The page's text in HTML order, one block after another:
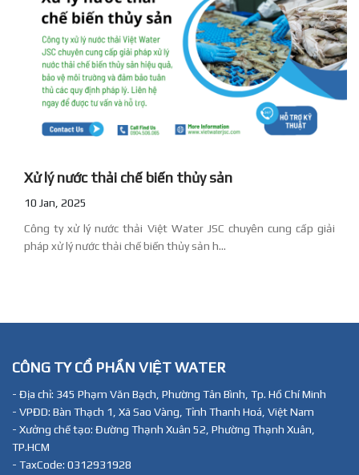
Xử lý nước thải chế biến thủy sản
10 Jan, 2025
Công ty xử lý nước thải Việt Water JSC chuyên cung cấp giải
pháp xử lý nước thải chế biến thủy sản h...
CÔNG TY CỔ PHẦN VIỆT WATER
- Địa chỉ: 345 Phạm Văn Bạch, Phường Tân Bình, Tp. Hồ Chí Minh
- VPĐD: Bàn Thạch 1, Xã Sao Vàng, Tỉnh Thanh Hoá, Việt Nam
- Xưởng chế tạo: Đường Thạnh Xuân 52, Phường Thạnh Xuân,
TP.HCM
- TaxCode: 0312931928